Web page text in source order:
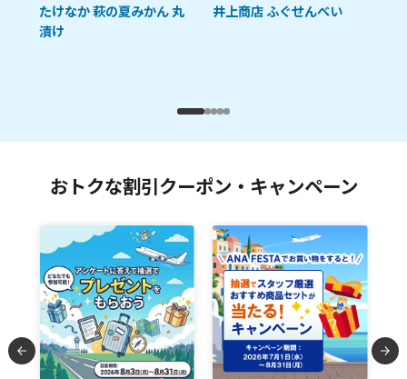
たけなか 萩の夏みかん 丸
漬け
井上商店 ふぐせんべい
おトクな割引クーポン・キャンペーン